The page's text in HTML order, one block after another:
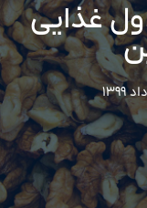
غذایی